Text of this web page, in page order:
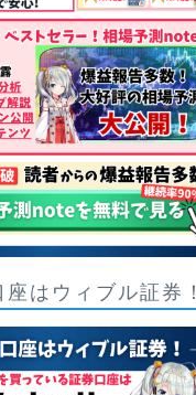
はウィブル証券！